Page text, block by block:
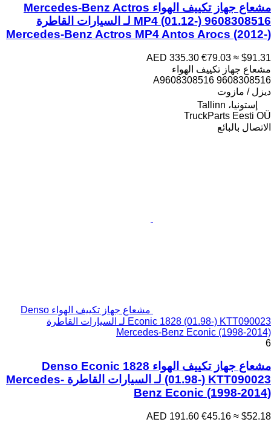
مشعاع جهاز تكييف الهواء Mercedes-Benz Actros
MP4 (01.12-) 9608308516 لـ السيارات القاطرة
Mercedes-Benz Actros MP4 Antos Arocs (2012-)
AED 335.30 €79.03 ≈ $91.31
مشعاع جهاز تكييف الهواء
9608308516 A9608308516
ديزل / مازوت
إستونيا، Tallinn
TruckParts Eesti OÜ
الاتصال بالبائع
مشعاع جهاز تكييف الهواء Denso
Econic 1828 (01.98-) KTT090023 لـ السيارات القاطرة
Mercedes-Benz Econic (1998-2014)
6
مشعاع جهاز تكييف الهواء Denso Econic 1828
(01.98-) KTT090023 لـ السيارات القاطرة Mercedes-
Benz Econic (1998-2014)
AED 191.60 €45.16 ≈ $52.18